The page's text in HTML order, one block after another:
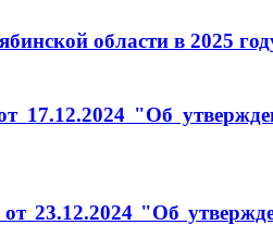
области в 2025
"Об
23.12.2024 "Об